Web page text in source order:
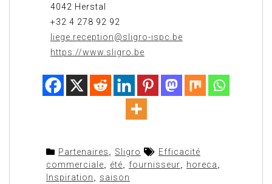
4042 Herstal
+32 4 278 92 92
liege.reception@sligro-ispc.be
https://www.sligro.be
Partenaires, Sligro
Efficacité
commerciale, été, fournisseur, horeca,
Inspiration, saison